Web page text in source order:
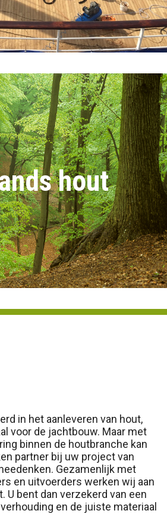
hout
in het aanleveren van hout,
voor de jachtbouw. Maar met
binnen de houtbranche kan
partner bij uw project van
Gezamenlijk met
en uitvoerders werken wij aan
U bent dan verzekerd van een
en de juiste materiaal